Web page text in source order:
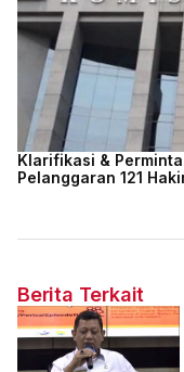
Klarifikasi &
Pelanggaran 121
Berita Terkait